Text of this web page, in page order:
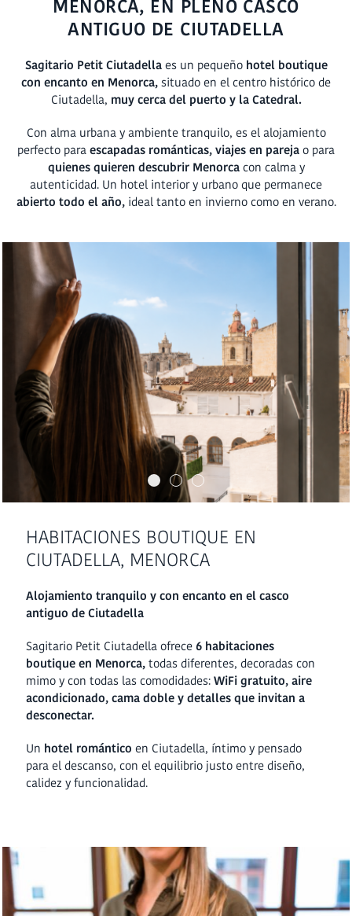
MENORCA, EN PLENO CASCO
ANTIGUO DE CIUTADELLA
Sagitario Petit Ciutadellaes un pequeño hotel boutique
con encanto en Menorca,situado en el centro histórico de
Ciutadella, muy cerca del puerto y la Catedral.
Con alma urbana y ambiente tranquilo, es el alojamiento
perfecto paraescapadas románticas, viajes en parejao para
quienes quieren descubrir Menorcacon calma y
autenticidad. Un hotel interior y urbano que permanece
abierto todo el año,ideal tanto en invierno como en verano.
HABITACIONES BOUTIQUE EN
CIUTADELLA, MENORCA
Alojamiento tranquilo y con encanto en el casco
antiguo de Ciutadella
Sagitario Petit Ciutadella ofrece6 habitaciones
boutique en Menorca,todas diferentes, decoradas con
mimo y con todas las comodidades:WiFi gratuito, aire
acondicionado, cama doble y detalles que invitan a
desconectar.
Un hotel romántico en Ciutadella, íntimo y pensado
para el descanso, con el equilibrio justo entre diseño,
calidez y funcionalidad.